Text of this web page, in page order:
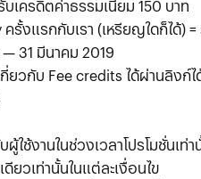
เครดิตค่าธรรมเนียม 150 บาท
งแรกกับเรา (เหรียญใดก็ได้) =
— 31 มีนาคม 2019
กี่ยวกับ Fee credits ได้ผ่านลิงก์ไ
ใช้งานในช่วงเวลาโปรโมชั่นเท่า
ยวเท่านั้นในแต่ละเงื่อนไข